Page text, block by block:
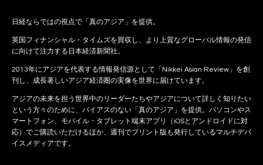
日経ならではの視点で「真のアジア」を提供。
英国フィナンシャル・タイムズを買収し、より上質なグローバル情報の発信
に向けて注力する日本経済新聞社。
2013年にアジアを代表する情報発信源として「Nikkei Asian Review」を創
刊し、成長著しいアジア経済圏の実像を世界に届けています。
アジアの未来を担う世界中のリーダーたちやアジアについて詳しく知りたい
という方々のために、バイアスのない「真のアジア」を提供。パソコンやス
マートフォン、モバイル・タブレット端末アプリ（iOSとアンドロイドに対
応）でご購読いただけるほか、週刊でプリント版も発行しているマルチデバ
イスメディアです。